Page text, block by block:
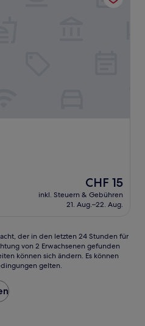
Der
Preis
beträgt
CHF 15
inkl. Steuern & Gebühren
21. Aug.–22. Aug.
der in den letzten 24 Stunden für
von 2 Erwachsenen gefunden
können sich ändern. Es können
gelten.